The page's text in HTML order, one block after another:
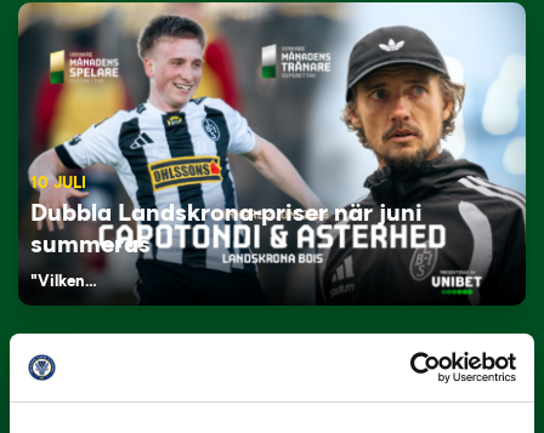
10 JULI
Dubbla Landskrona-priser när juni
summeras
"Vilken…